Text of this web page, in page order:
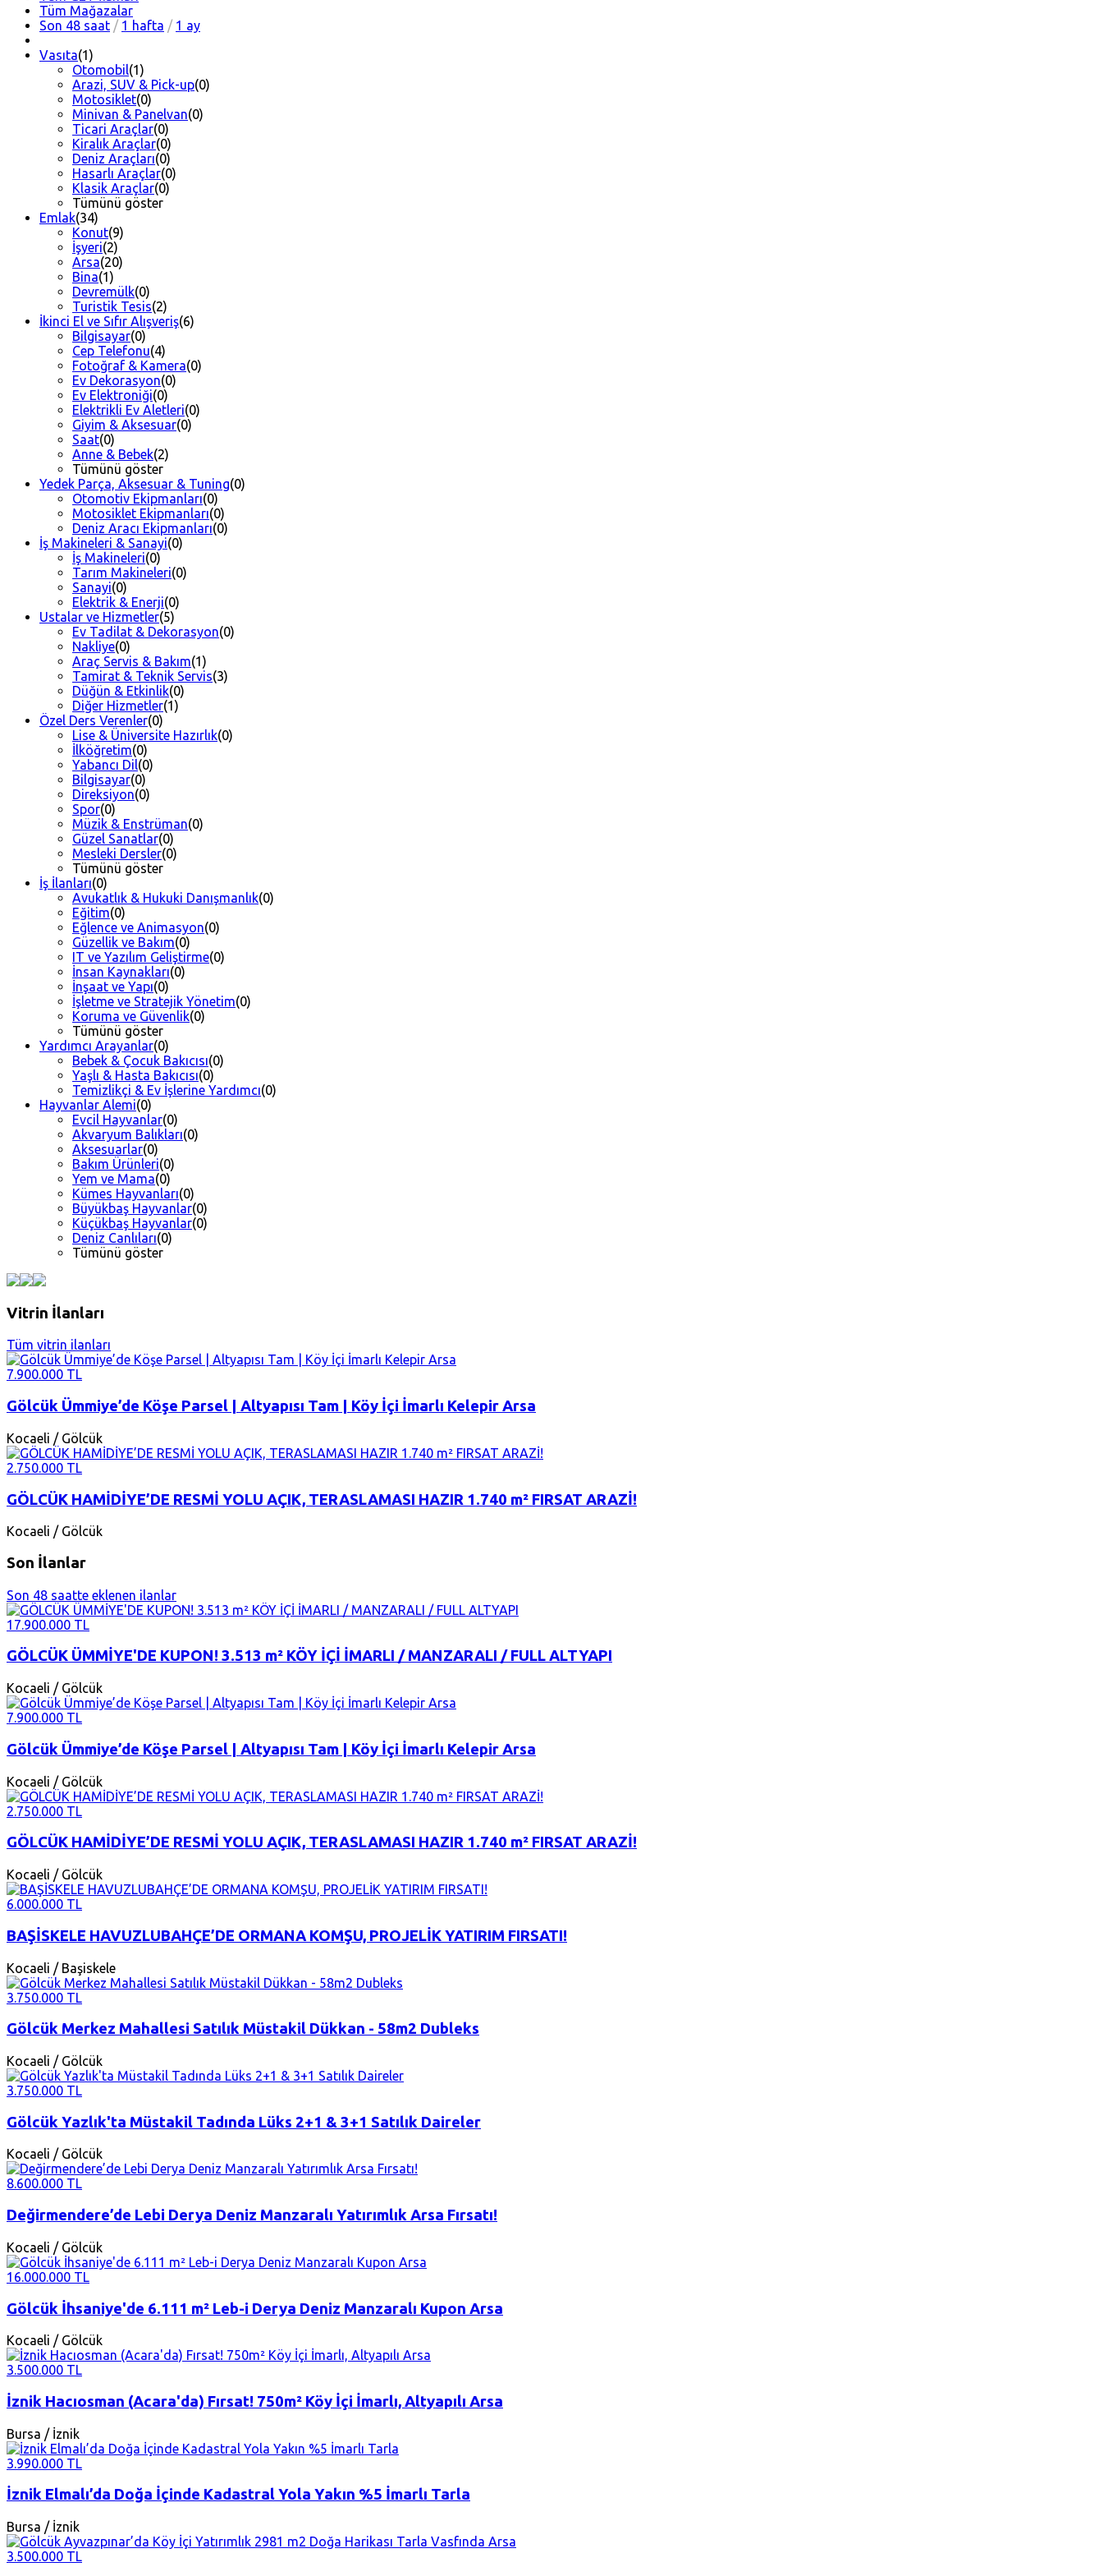
Tüm Mağazalar
Son 48 saat / 1 hafta / 1 ay
Vasıta(1)
Otomobil(1)
Arazi, SUV & Pick-up(0)
Motosiklet(0)
Minivan & Panelvan(0)
Ticari Araçlar(0)
Kiralık Araçlar(0)
Deniz Araçları(0)
Hasarlı Araçlar(0)
Klasik Araçlar(0)
Tümünü göster
Emlak(34)
Konut(9)
İşyeri(2)
Arsa(20)
Bina(1)
Devremülk(0)
Turistik Tesis(2)
İkinci El ve Sıfır Alışveriş(6)
Bilgisayar(0)
Cep Telefonu(4)
Fotoğraf & Kamera(0)
Ev Dekorasyon(0)
Ev Elektroniği(0)
Elektrikli Ev Aletleri(0)
Giyim & Aksesuar(0)
Saat(0)
Anne & Bebek(2)
Tümünü göster
Yedek Parça, Aksesuar & Tuning(0)
Otomotiv Ekipmanları(0)
Motosiklet Ekipmanları(0)
Deniz Aracı Ekipmanları(0)
İş Makineleri & Sanayi(0)
İş Makineleri(0)
Tarım Makineleri(0)
Sanayi(0)
Elektrik & Enerji(0)
Ustalar ve Hizmetler(5)
Ev Tadilat & Dekorasyon(0)
Nakliye(0)
Araç Servis & Bakım(1)
Tamirat & Teknik Servis(3)
Düğün & Etkinlik(0)
Diğer Hizmetler(1)
Özel Ders Verenler(0)
Lise & Üniversite Hazırlık(0)
İlköğretim(0)
Yabancı Dil(0)
Bilgisayar(0)
Direksiyon(0)
Spor(0)
Müzik & Enstrüman(0)
Güzel Sanatlar(0)
Mesleki Dersler(0)
Tümünü göster
İş İlanları(0)
Avukatlık & Hukuki Danışmanlık(0)
Eğitim(0)
Eğlence ve Animasyon(0)
Güzellik ve Bakım(0)
IT ve Yazılım Geliştirme(0)
İnsan Kaynakları(0)
İnşaat ve Yapı(0)
İşletme ve Stratejik Yönetim(0)
Koruma ve Güvenlik(0)
Tümünü göster
Yardımcı Arayanlar(0)
Bebek & Çocuk Bakıcısı(0)
Yaşlı & Hasta Bakıcısı(0)
Temizlikçi & Ev İşlerine Yardımcı(0)
Hayvanlar Alemi(0)
Evcil Hayvanlar(0)
Akvaryum Balıkları(0)
Aksesuarlar(0)
Bakım Ürünleri(0)
Yem ve Mama(0)
Kümes Hayvanları(0)
Büyükbaş Hayvanlar(0)
Küçükbaş Hayvanlar(0)
Deniz Canlıları(0)
Tümünü göster
Vitrin İlanları
Tüm vitrin ilanları
7.900.000 TL
Gölcük Ümmiye’de Köşe Parsel | Altyapısı Tam | Köy İçi İmarlı Kelepir Arsa
Kocaeli / Gölcük
2.750.000 TL
GÖLCÜK HAMİDİYE’DE RESMİ YOLU AÇIK, TERASLAMASI HAZIR 1.740 m² FIRSAT ARAZİ!
Kocaeli / Gölcük
Son İlanlar
Son 48 saatte eklenen ilanlar
17.900.000 TL
GÖLCÜK ÜMMİYE'DE KUPON! 3.513 m² KÖY İÇİ İMARLI / MANZARALI / FULL ALTYAPI
Kocaeli / Gölcük
7.900.000 TL
Gölcük Ümmiye’de Köşe Parsel | Altyapısı Tam | Köy İçi İmarlı Kelepir Arsa
Kocaeli / Gölcük
2.750.000 TL
GÖLCÜK HAMİDİYE’DE RESMİ YOLU AÇIK, TERASLAMASI HAZIR 1.740 m² FIRSAT ARAZİ!
Kocaeli / Gölcük
6.000.000 TL
BAŞİSKELE HAVUZLUBAHÇE’DE ORMANA KOMŞU, PROJELİK YATIRIM FIRSATI!
Kocaeli / Başiskele
3.750.000 TL
Gölcük Merkez Mahallesi Satılık Müstakil Dükkan - 58m2 Dubleks
Kocaeli / Gölcük
3.750.000 TL
Gölcük Yazlık'ta Müstakil Tadında Lüks 2+1 & 3+1 Satılık Daireler
Kocaeli / Gölcük
8.600.000 TL
Değirmendere’de Lebi Derya Deniz Manzaralı Yatırımlık Arsa Fırsatı!
Kocaeli / Gölcük
16.000.000 TL
Gölcük İhsaniye'de 6.111 m² Leb-i Derya Deniz Manzaralı Kupon Arsa
Kocaeli / Gölcük
3.500.000 TL
İznik Hacıosman (Acara'da) Fırsat! 750m² Köy İçi İmarlı, Altyapılı Arsa
Bursa / İznik
3.990.000 TL
İznik Elmalı’da Doğa İçinde Kadastral Yola Yakın %5 İmarlı Tarla
Bursa / İznik
3.500.000 TL